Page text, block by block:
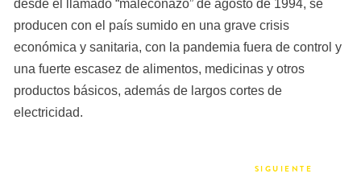
desde el llamado “maleconazo” de agosto de 1994, se
producen con el país sumido en una grave crisis
económica y sanitaria, con la pandemia fuera de control y
una fuerte escasez de alimentos, medicinas y otros
productos básicos, además de largos cortes de
electricidad.
SIGUIENTE